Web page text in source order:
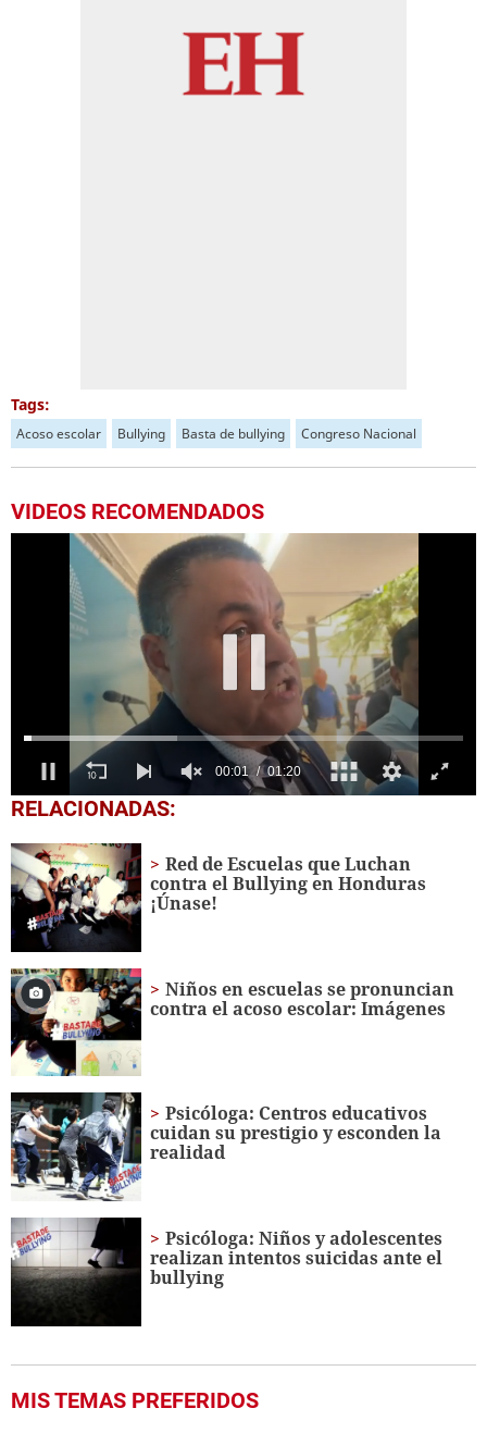
Tags:
Acoso escolar Bullying Basta de bullying Congreso Nacional
VIDEOS RECOMENDADOS
0
seconds
1
minute,
20
seconds
RELACIONADAS:
Red de Escuelas que Luchan
contra el Bullying en Honduras
¡Únase!
Niños en escuelas se pronuncian
contra el acoso escolar: Imágenes
Psicóloga: Centros educativos
cuidan su prestigio y esconden la
realidad
Psicóloga: Niños y adolescentes
realizan intentos suicidas ante el
bullying
MIS TEMAS PREFERIDOS